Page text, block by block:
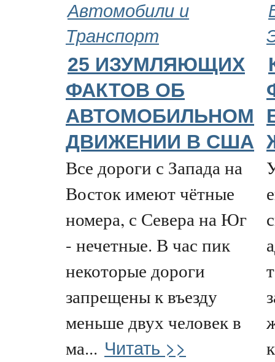
Автомобили и
Транспорт
25 ИЗУМЛЯЮЩИХ
ФАКТОВ ОБ
АВТОМОБИЛЬНОМ
ДВИЖЕНИИ В США
Все дороги с Запада на
Восток имеют чётные
номера, с Севера на Юг
- нечетные. В час пик
некоторые дороги
запрещены к въезду
меньше двух человек в
ма... Читать >>